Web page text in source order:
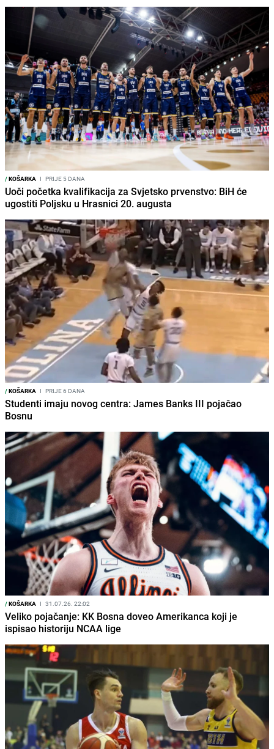
/KOŠARKA I PRIJE 5 DANA
Uoči početka kvalifikacija za Svjetsko prvenstvo: BiH će
ugostiti Poljsku u Hrasnici 20. augusta
/KOŠARKA I PRIJE 6 DANA
Studenti imaju novog centra: James Banks III pojačao
Bosnu
/KOŠARKA I 31.07.26. 22:02
Veliko pojačanje: KK Bosna doveo Amerikanca koji je
ispisao historiju NCAA lige